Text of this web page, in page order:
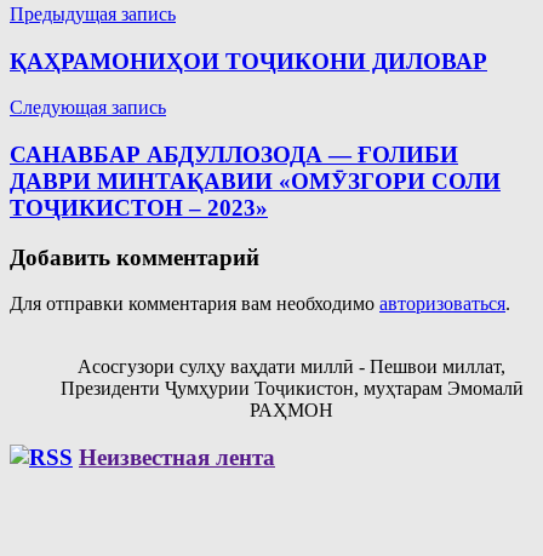
Навигация
по
записям
Предыдущая запись
ҚАҲРАМОНИҲОИ ТОҶИКОНИ ДИЛОВАР
Следующая запись
САНАВБАР АБДУЛЛОЗОДА — ҒОЛИБИ
ДАВРИ МИНТАҚАВИИ «ОМӮЗГОРИ СОЛИ
ТОҶИКИСТОН – 2023»
Добавить комментарий
Для отправки комментария вам необходимо авторизоваться.
Асосгузори сулҳу ваҳдати миллӣ - Пешвои миллат,
Президенти Ҷумҳурии Тоҷикистон, муҳтарам Эмомалӣ
РАҲМОН
Неизвестная лента